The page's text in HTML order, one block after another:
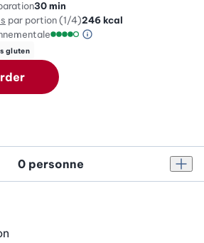
30 min
par portion (1/4)246kcal
Information sur
gluten
personnes